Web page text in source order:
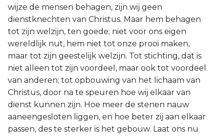
wijze de mensen behagen, zijn wij geen
dienstknechten van Christus. Maar hem behagen
tot zijn welzijn, ten goede; niet voor ons eigen
wereldlijk nut, hem niet tot onze prooi maken,
maar tot zijn geestelijk welzijn. Tot stichting, dat is
niet alleen tot zijn voordeel, maar ook tot voordeel
van anderen; tot opbouwing van het lichaam van
Christus, door na te speuren hoe wij elkaar van
dienst kunnen zijn. Hoe meer de stenen nauw
aaneengesloten liggen, en hoe beter zij aan elkaar
passen, des te sterker is het gebouw. Laat ons nu